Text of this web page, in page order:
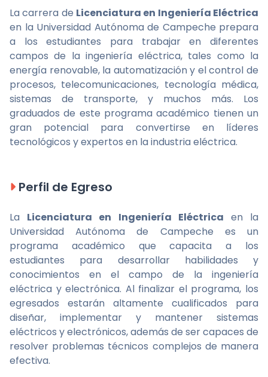
La carrera de Licenciatura en Ingeniería Eléctrica
en la Universidad Autónoma de Campeche prepara
a los estudiantes para trabajar en diferentes
campos de la ingeniería eléctrica, tales como la
energía renovable, la automatización y el control de
procesos, telecomunicaciones, tecnología médica,
sistemas de transporte, y muchos más. Los
graduados de este programa académico tienen un
gran potencial para convertirse en líderes
tecnológicos y expertos en la industria eléctrica.
Perfil de Egreso
La Licenciatura en Ingeniería Eléctrica en la
Universidad Autónoma de Campeche es un
programa académico que capacita a los
estudiantes para desarrollar habilidades y
conocimientos en el campo de la ingeniería
eléctrica y electrónica. Al finalizar el programa, los
egresados estarán altamente cualificados para
diseñar, implementar y mantener sistemas
eléctricos y electrónicos, además de ser capaces de
resolver problemas técnicos complejos de manera
efectiva.